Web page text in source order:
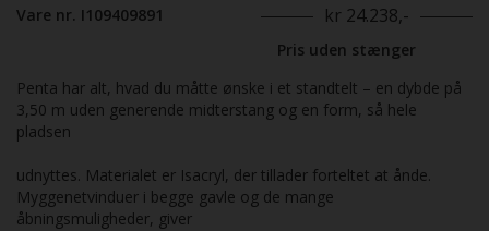
Vare nr. I109409891 kr 24.238,-
Pris uden stænger
Penta har alt, hvad du måtte ønske i et standtelt – en dybde på
3,50 m uden generende midterstang og en form, så hele
pladsen
udnyttes. Materialet er Isacryl, der tillader forteltet at ånde.
Myggenetvinduer i begge gavle og de mange
åbningsmuligheder, giver